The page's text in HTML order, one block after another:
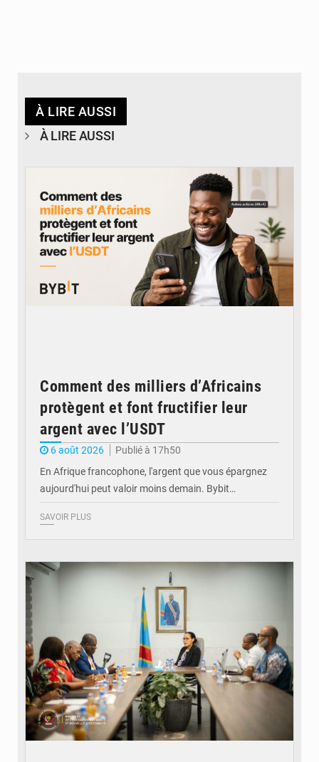
À LIRE AUSSI
À LIRE AUSSI
Comment des milliers d’Africains
protègent et font fructifier leur
argent avec l’USDT
6 août 2026
Publié à 17h50
En Afrique francophone, l'argent que vous épargnez
aujourd'hui peut valoir moins demain. Bybit…
SAVOIR PLUS